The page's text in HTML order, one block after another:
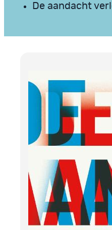
De aandacht